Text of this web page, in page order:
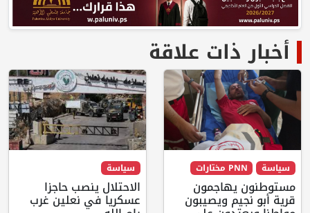
أخبار ذات علاقة
سياسة PNN مختارات
مستوطنون يهاجمون
قرية أبو نجيم ويصيبون
سياسة
الاحتلال ينصب حاجزا
عسكريا في نعلين غرب